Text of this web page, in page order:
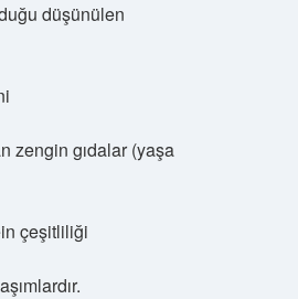
düşünülen
zengin gıdalar (yaşa
çeşitliliği